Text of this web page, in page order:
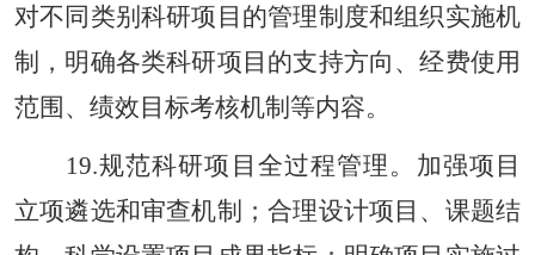
对不同类别科研项目的管理制度和组织实施机
制，明确各类科研项目的支持方向、经费使用
范围、绩效目标考核机制等内容。
19.规范科研项目全过程管理。加强项目
立项遴选和审查机制；合理设计项目、课题结